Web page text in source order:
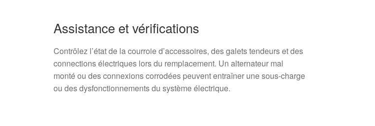
Assistance et vérifications
Contrôlez l’état de la courroie d’accessoires, des galets tendeurs et des
connections électriques lors du remplacement. Un alternateur mal
monté ou des connexions corrodées peuvent entraîner une sous-charge
ou des dysfonctionnements du système électrique.